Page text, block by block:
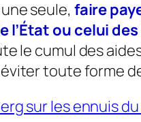
seule, faire
l’État ou celui
le cumul des
toute forme
sur les ennuis